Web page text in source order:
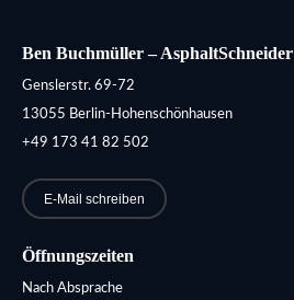
Ben Buchmüller – AsphaltSchneider
Genslerstr. 69-72
13055 Berlin-Hohenschönhausen
+49 173 41 82 502
E-Mail schreiben
Öffnungszeiten
Nach Absprache